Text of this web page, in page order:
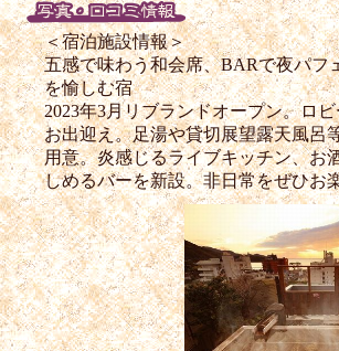
＜宿泊施設情報＞
五感で味わう和会席、BARで夜パフ
を愉しむ宿
2023年3月リブランドオープン。ロ
お出迎え。足湯や貸切展望露天風呂
用意。炎感じるライブキッチン、お
しめるバーを新設。非日常をぜひお